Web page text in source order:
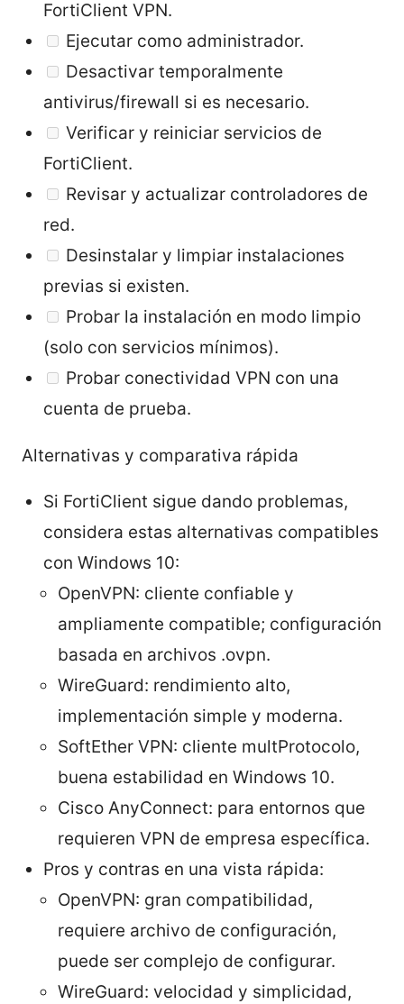
FortiClient VPN.
Ejecutar como administrador.
Desactivar temporalmente
antivirus/firewall si es necesario.
Verificar y reiniciar servicios de
FortiClient.
Revisar y actualizar controladores de
red.
Desinstalar y limpiar instalaciones
previas si existen.
Probar la instalación en modo limpio
(solo con servicios mínimos).
Probar conectividad VPN con una
cuenta de prueba.
Alternativas y comparativa rápida
Si FortiClient sigue dando problemas,
considera estas alternativas compatibles
con Windows 10:
OpenVPN: cliente confiable y
ampliamente compatible; configuración
basada en archivos .ovpn.
WireGuard: rendimiento alto,
implementación simple y moderna.
SoftEther VPN: cliente multProtocolo,
buena estabilidad en Windows 10.
Cisco AnyConnect: para entornos que
requieren VPN de empresa específica.
Pros y contras en una vista rápida:
OpenVPN: gran compatibilidad,
requiere archivo de configuración,
puede ser complejo de configurar.
WireGuard: velocidad y simplicidad,